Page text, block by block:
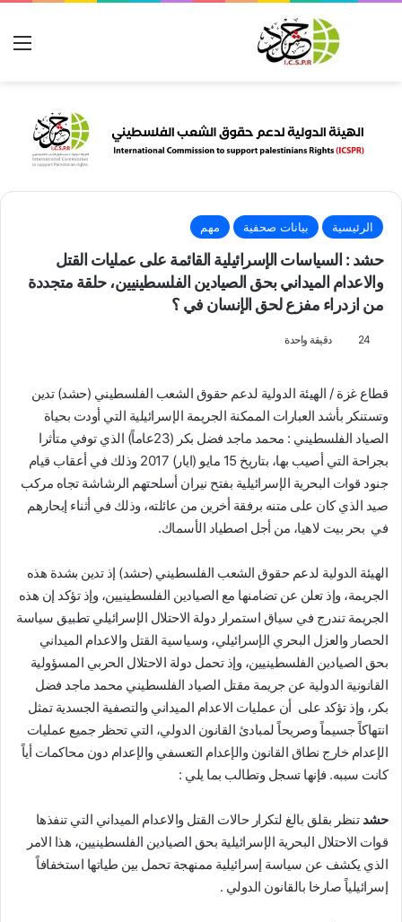
بحث عن
الرئيسية بيانات صحفية مهم
حشد : السياسات الإسرائيلية القائمة على عمليات القتل
والاعدام الميداني بحق الصيادين الفلسطينيين، حلقة متجددة
من ازدراء مفزع لحق الإنسان في ؟
24 دقيقة واحدة
قطاع غزة / الهيئة الدولية لدعم حقوق الشعب الفلسطيني (حشد) تدين
وتستنكر بأشد العبارات الممكنة الجريمة الإسرائيلية التي أودت بحياة
الصياد الفلسطيني : محمد ماجد فضل بكر (23عاماً) الذي توفي متأثرا
بجراحة التي أصيب بها، بتاريخ 15 مايو (ايار) 2017 وذلك في أعقاب قيام
جنود قوات البحرية الإسرائيلية بفتح نيران أسلحتهم الرشاشة تجاه مركب
صيد الذي كان على متنه برفقة أخرين من عائلته، وذلك في أثناء إبحارهم
في بحر بيت لاهيا، من أجل اصطياد الأسماك.
الهيئة الدولية لدعم حقوق الشعب الفلسطيني (حشد) إذ تدين بشدة هذه
الجريمة، وإذ تعلن عن تضامنها مع الصيادين الفلسطينيين، وإذ تؤكد إن هذه
الجريمة تندرج في سياق استمرار دولة الاحتلال الإسرائيلي تطبيق سياسة
الحصار والعزل البحري الإسرائيلي، وسياسية القتل والاعدام الميداني
بحق الصيادين الفلسطينيين، وإذ تحمل دولة الاحتلال الحربي المسؤولية
القانونية الدولية عن جريمة مقتل الصياد الفلسطيني محمد ماجد فضل
بكر، وإذ تؤكد على أن عمليات الاعدام الميداني والتصفية الجسدية تمثل
انتهاكاً جسيماً وصريحاً لمبادئ القانون الدولي، التي تحظر جميع عمليات
الإعدام خارج نطاق القانون والإعدام التعسفي والإعدام دون محاكمات أياً
كانت سببه. فإنها تسجل وتطالب بما يلي :
حشدتنظر بقلق بالغ لتكرار حالات القتل والاعدام الميداني التي تنفذها
قوات الاحتلال البحرية الإسرائيلية بحق الصيادين الفلسطينيين، هذا الامر
الذي يكشف عن سياسة إسرائيلية ممنهجة تحمل بين طياتها استخفافاً
إسرائيلياً صارخا بالقانون الدولي .